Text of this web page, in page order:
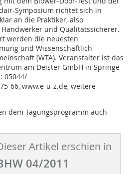
Symposium richtet sich in
an die Praktiker, also
und Qualitätssicherer.
werden die neuesten
und Wissenschaftlich
(WTA). Veranstalter ist das
am Deister GmbH in Springe-
05044/
66, www.e-u-z.de, weitere
dem Tagungsprogramm auch
Artikel erschien in
04/2011